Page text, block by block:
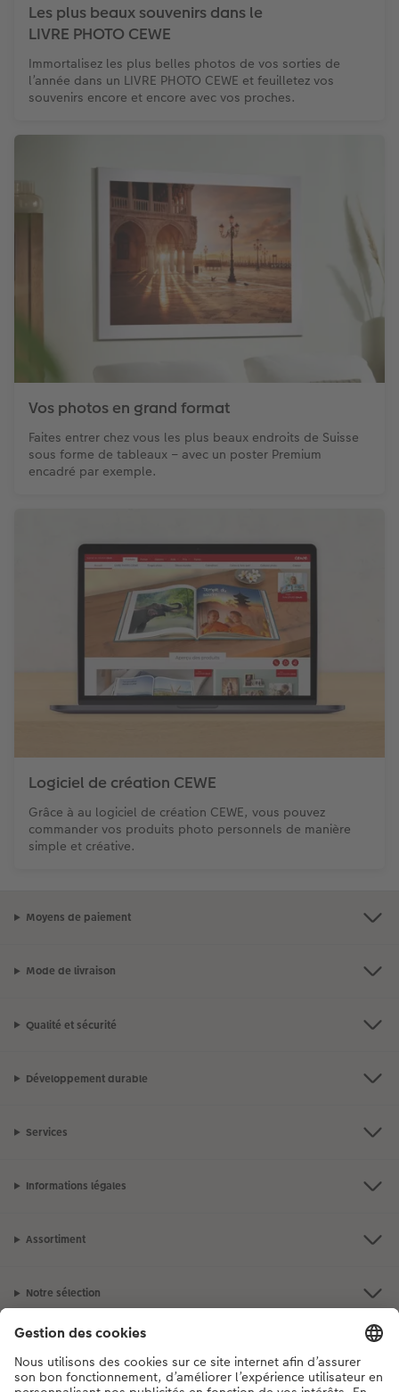
Les plus beaux souvenirs dans le
LIVRE PHOTO CEWE
Immortalisez les plus belles photos de vos sorties de
l’année dans un LIVRE PHOTO CEWE et feuilletez vos
souvenirs encore et encore avec vos proches.
Vos photos en grand format
Faites entrer chez vous les plus beaux endroits de Suisse
sous forme de tableaux – avec un poster Premium
encadré par exemple.
Logiciel de création CEWE
Grâce à au logiciel de création CEWE, vous pouvez
commander vos produits photo personnels de manière
simple et créative.
Moyens de paiement
Mode de livraison
Qualité et sécurité
Développement durable
Services
Informations légales
Assortiment
Notre sélection